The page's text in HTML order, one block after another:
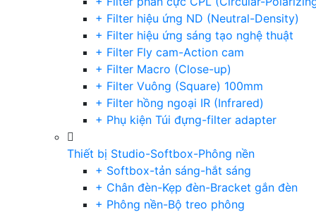
+ Filter hiệu ứng ND (Neutral-Density)
+ Filter hiệu ứng sáng tạo nghệ thuật
+ Filter Fly cam-Action cam
+ Filter Macro (Close-up)
+ Filter Vuông (Square) 100mm
+ Filter hồng ngoại IR (Infrared)
+ Phụ kiện Túi đựng-filter adapter
Thiết bị Studio-Softbox-Phông nền
+ Softbox-tản sáng-hắt sáng
+ Chân đèn-Kẹp đèn-Bracket gắn đèn
+ Phông nền-Bộ treo phông